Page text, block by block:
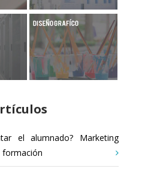
el alumnado? Marketing
formación